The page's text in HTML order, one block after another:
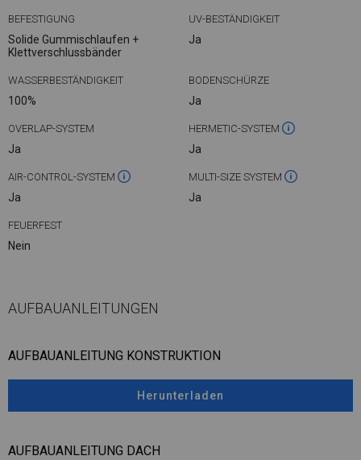
BEFESTIGUNG
Solide Gummischlaufen +
Klettverschlussbänder
UV-BESTÄNDIGKEIT
Ja
WASSERBESTÄNDIGKEIT
100%
BODENSCHÜRZE
Ja
OVERLAP-SYSTEM
Ja
HERMETIC-SYSTEM
Ja
AIR-CONTROL-SYSTEM
Ja
MULTI-SIZE SYSTEM
Ja
FEUERFEST
Nein
AUFBAUANLEITUNGEN
AUFBAUANLEITUNG KONSTRUKTION
Herunterladen
AUFBAUANLEITUNG DACH